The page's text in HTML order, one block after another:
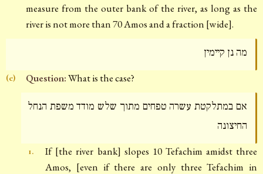
measure from the outer bank of the river, as long as the
river is not more than 70 Amos and a fraction [wide].
מה נן קיימין
(e) Question:What is the case?
אם במתלקטת עשרה טפחים מתוך שלש מודד משפת הנחל
החיצונה
1.
If [the river bank] slopes 10 Tefachim amidst three
Amos, [even if there are only three Tefachim in